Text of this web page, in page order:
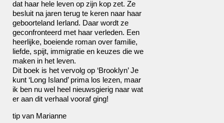
dat haar hele leven op zijn kop zet. Ze
besluit na jaren terug te keren naar haar
geboorteland Ierland. Daar wordt ze
geconfronteerd met haar verleden. Een
heerlijke, boeiende roman over familie,
liefde, spijt, immigratie en keuzes die we
maken in het leven.
Dit boek is het vervolg op ‘Brooklyn’ Je
kunt ‘Long Island’ prima los lezen, maar
ik ben nu wel heel nieuwsgierig naar wat
er aan dit verhaal vooraf ging!
tip van Marianne